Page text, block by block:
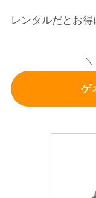
レンタルだとお
ゲ